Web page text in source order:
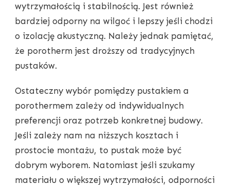
wytrzymałością i stabilnością. Jest również
bardziej odporny na wilgoć i lepszy jeśli chodzi
o izolację akustyczną. Należy jednak pamiętać,
że porotherm jest droższy od tradycyjnych
pustaków.
Ostateczny wybór pomiędzy pustakiem a
porothermem zależy od indywidualnych
preferencji oraz potrzeb konkretnej budowy.
Jeśli zależy nam na niższych kosztach i
prostocie montażu, to pustak może być
dobrym wyborem. Natomiast jeśli szukamy
materiału o większej wytrzymałości, odporności